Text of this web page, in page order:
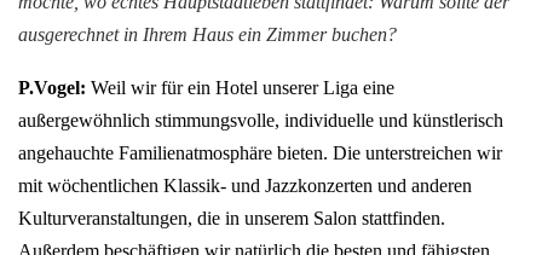
ausgerechnet in Ihrem Haus ein Zimmer buchen?
P.Vogel: Weil wir für ein Hotel unserer Liga eine
außergewöhnlich stimmungsvolle, individuelle und künstlerisch
angehauchte Familienatmosphäre bieten. Die unterstreichen wir
mit wöchentlichen Klassik- und Jazzkonzerten und anderen
Kulturveranstaltungen, die in unserem Salon stattfinden.
Außerdem beschäftigen wir natürlich die besten und fähigsten